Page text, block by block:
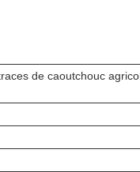
de caoutchouc